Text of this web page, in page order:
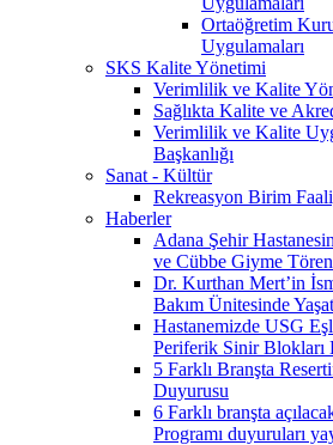
Ortaöğretim
Uygulamaları
SKS Kalite Yönetimi
Verimlilik ve Kalite
Sağlıkta Kalite ve
Verimlilik ve Kalite
Başkanlığı
Sanat - Kültür
Rekreasyon Birim
Haberler
Adana Şehir
ve Cübbe Giyme
Dr. Kurthan Mert’in
Bakım Ünitesinde
Hastanemizde USG
Periferik Sinir Blokları
5 Farklı Branşta
Duyurusu
6 Farklı branşta
Programı duyuruları